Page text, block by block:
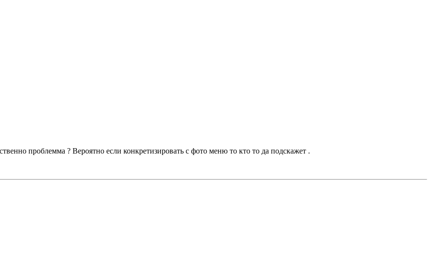
проблемма ? Вероятно если конкретизировать с фото меню то кто то да подскажет .